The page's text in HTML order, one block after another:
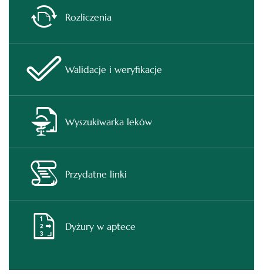
Rozliczenia
Walidacje i weryfikacje
Wyszukiwarka leków
Przydatne linki
Dyżury w aptece